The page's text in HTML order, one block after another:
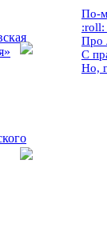
По-
:roll:
Про
С
Но,